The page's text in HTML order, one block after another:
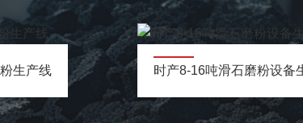
生产线 时产8-16吨滑石磨粉设备